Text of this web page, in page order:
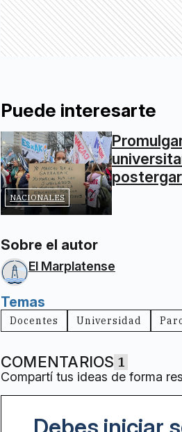
Puede interesarte
NACIONALES
Sobre el autor
El Marplatense
Temas
Docentes Universidad
COMENTARIOS 1
Compartí tus ideas de forma